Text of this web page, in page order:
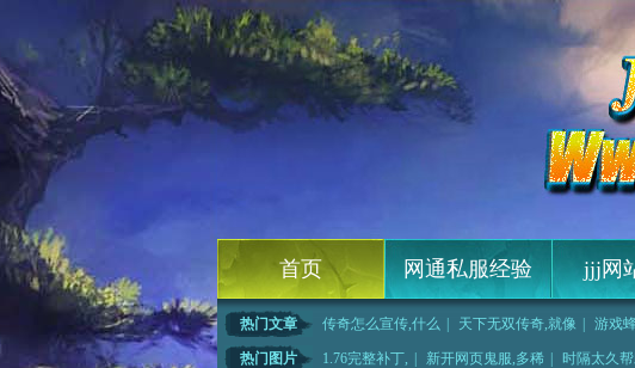
首页 网通私服经验 jjj网
热门文章 传奇怎么宣传,什么 天下无双传奇,就像 游戏
类大全,而且那
热门图片 1.76完整补丁, 新开网页鬼服,多稀 时隔太久